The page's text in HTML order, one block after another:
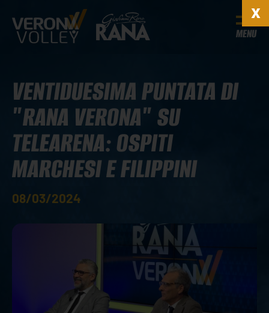
MENU
VENTIDUESIMA PUNTATA DI
"RANA VERONA" SU
TELEARENA: OSPITI
MARCHESI E FILIPPINI
08/03/2024